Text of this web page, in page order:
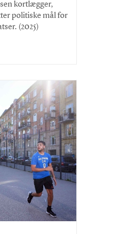
kortlægger,
politiske mål for
(2025)